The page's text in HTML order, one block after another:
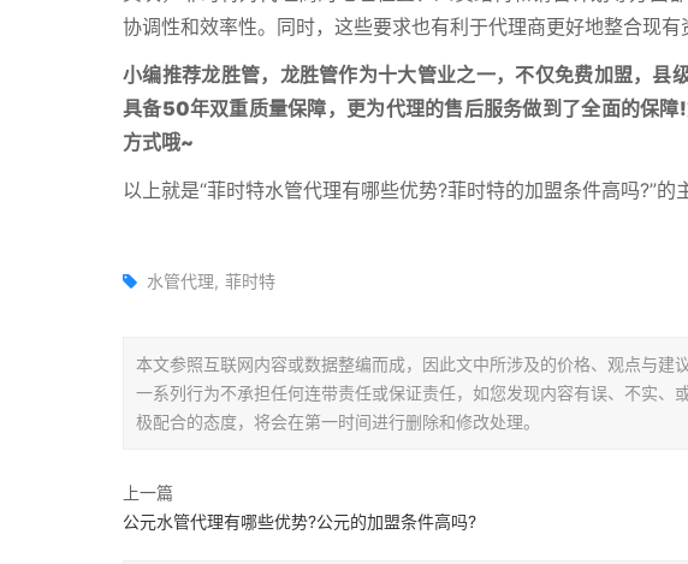
协调性和效率性。同时，这些要求也有利于代理商更好地整合现有
小编推荐龙胜管，龙胜管作为十大管业之一，不仅免费加盟，县
具备50年双重质量保障，更为代理的售后服务做到了全面的保
方式哦~
以上就是“菲时特水管代理有哪些优势?菲时特的加盟条件高吗?”的
水管代理 菲时特
本文参照互联网内容或数据整编而成，因此文中所涉及的价格、观点与建
一系列行为不承担任何连带责任或保证责任，如您发现内容有误、不实、
极配合的态度，将会在第一时间进行删除和修改处理。
上一篇
公元水管代理有哪些优势?公元的加盟条件高吗?